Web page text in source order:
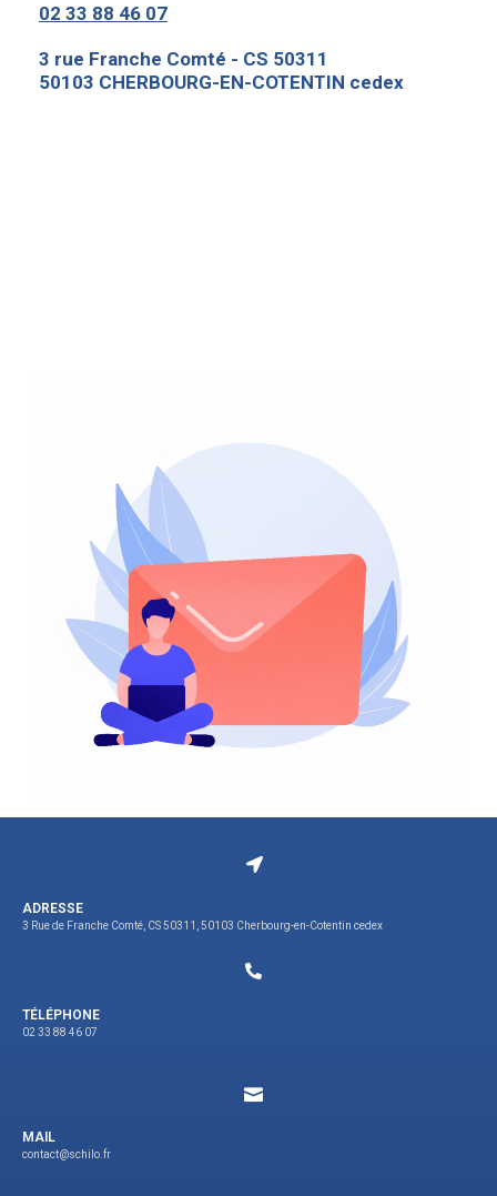
02 33 88 46 07
3 rue Franche Comté - CS 50311
50103 CHERBOURG-EN-COTENTIN cedex
ADRESSE
3 Rue de Franche Comté, CS 50311, 50103 Cherbourg-en-Cotentin cedex
TÉLÉPHONE
02 33 88 46 07
MAIL
contact@schilo.fr